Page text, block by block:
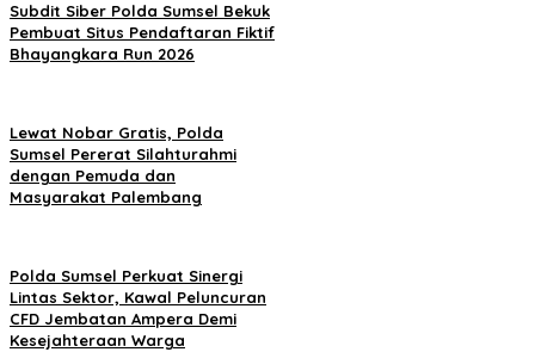
Subdit Siber Polda Sumsel Bekuk
Pembuat Situs Pendaftaran Fiktif
Bhayangkara Run 2026
Lewat Nobar Gratis, Polda
Sumsel Pererat Silahturahmi
dengan Pemuda dan
Masyarakat Palembang
Polda Sumsel Perkuat Sinergi
Lintas Sektor, Kawal Peluncuran
CFD Jembatan Ampera Demi
Kesejahteraan Warga